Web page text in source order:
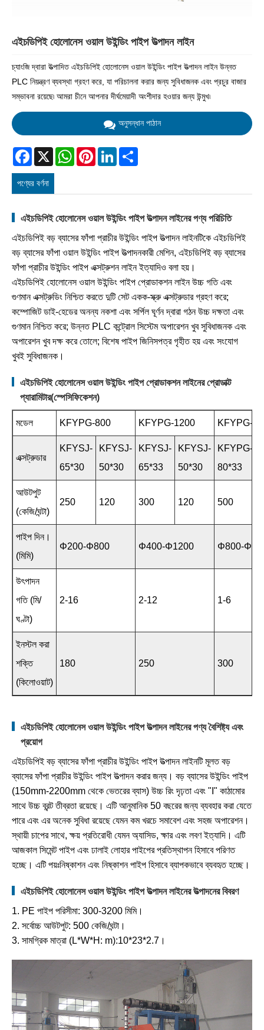
এইচডিপিই হোলোনেস ওয়াল উইন্ডিং পাইপ উত্পাদন লাইন
চ্যাংজি দ্বারা উত্পাদিত এইচডিপিই হোলোনেস ওয়াল উইন্ডিং পাইপ উত্পাদন লাইন উন্নত
PLC নিয়ন্ত্রণ ব্যবস্থা গ্রহণ করে, যা পরিচালনা করার জন্য সুবিধাজনক এবং প্রচুর বাজার
সম্ভাবনা রয়েছে৷ আমরা চীনে আপনার দীর্ঘমেয়াদী অংশীদার হওয়ার জন্য উন্মুখ৷
অনুসন্ধান পাঠান
Facebook
X WhatsAppPinterestLinkedIn
পণ্যের বর্ণনা
এইচডিপিই হোলোনেস ওয়াল উইন্ডিং পাইপ উত্পাদন লাইনের পণ্য পরিচিতি
এইচডিপিই বড় ব্যাসের ফাঁপা প্রাচীর উইন্ডিং পাইপ উত্পাদন লাইনটিকে এইচডিপিই
বড় ব্যাসের ফাঁপা ওয়াল উইন্ডিং পাইপ উত্পাদনকারী মেশিন, এইচডিপিই বড় ব্যাসের
ফাঁপা প্রাচীর উইন্ডিং পাইপ এক্সট্রুশন লাইন ইত্যাদিও বলা হয়।
এইচডিপিই হোলোনেস ওয়াল উইন্ডিং পাইপ প্রোডাকশন লাইন উচ্চ গতি এবং
গুণমান এক্সট্রুডিং নিশ্চিত করতে দুটি সেট একক-স্ক্রু এক্সট্রুডার গ্রহণ করে;
কম্পোজিট ডাই-হেডের অনন্য নকশা এবং সর্পিল ঘূর্ণন দ্বারা গঠন উচ্চ দক্ষতা এবং
গুণমান নিশ্চিত করে; উন্নত PLC কন্ট্রোল সিস্টেম অপারেশন খুব সুবিধাজনক এবং
অপারেশন খুব দক্ষ করে তোলে; বিশেষ পাইপ জিনিসপত্র গৃহীত হয় এবং সংযোগ
খুবই সুবিধাজনক।
এইচডিপিই হোলোনেস ওয়াল উইন্ডিং পাইপ প্রোডাকশন লাইনের প্রোডাক্ট
প্যারামিটার(স্পেসিফিকেশন)
মডেল KFYPG-800 KFYPG-1200 KFYPG-
এক্সট্রুডার
KFYSJ-
65*30
KFYSJ-
50*30
KFYSJ-
65*33
KFYSJ-
50*30
KFYPG-
80*33
আউটপুট
(কেজি/ঘন্টা)
250 120 300 120 500
পাইপ দিন।
(মিমি)
Φ200-Φ800 Φ400-Φ1200 Φ800-
উৎপাদন
গতি (মি/
ঘণ্টা)
2-16 2-12 1-6
ইনস্টল করা
শক্তি
(কিলোওয়াট)
180 250 300
এইচডিপিই হোলোনেস ওয়াল উইন্ডিং পাইপ উত্পাদন লাইনের পণ্য বৈশিষ্ট্য এবং
প্রয়োগ
এইচডিপিই বড় ব্যাসের ফাঁপা প্রাচীর উইন্ডিং পাইপ উত্পাদন লাইনটি মূলত বড়
ব্যাসের ফাঁপা প্রাচীর উইন্ডিং পাইপ উত্পাদন করার জন্য। বড় ব্যাসের উইন্ডিং পাইপ
(150mm-2200mm থেকে ভেতরের ব্যাস) উচ্চ রিং দৃঢ়তা এবং "I" কাঠামোর
সাথে উচ্চ ব্রন্ট তীব্রতা রয়েছে। এটি আনুমানিক 50 বছরের জন্য ব্যবহার করা যেতে
পারে এবং এর অনেক সুবিধা রয়েছে যেমন কম খরচে সমাবেশ এবং সহজ অপারেশন।
স্থায়ী চাপের সাথে, ক্ষয় প্রতিরোধী যেমন অ্যাসিড, ক্ষার এবং লবণ ইত্যাদি। এটি
আজকাল সিমেন্ট পাইপ এবং ঢালাই লোহার পাইপের প্রতিস্থাপন হিসাবে পরিণত
হচ্ছে। এটি পয়ঃনিষ্কাশন এবং নিষ্কাশন পাইপ হিসাবে ব্যাপকভাবে ব্যবহৃত হচ্ছে।
এইচডিপিই হোলোনেস ওয়াল উইন্ডিং পাইপ উত্পাদন লাইনের উত্পাদনের বিবরণ
1. PE পাইপ পরিসীমা: 300-3200 মিমি।
2. সর্বোচ্চ আউটপুট: 500 কেজি/ঘন্টা।
3. সামগ্রিক মাত্রা (L*W*H: m):10*23*2.7।